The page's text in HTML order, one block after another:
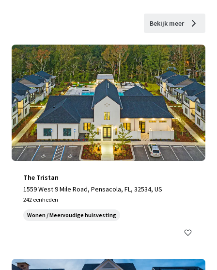
Bekijk meer
The Tristan
1559 West 9 Mile Road, Pensacola, FL, 32534, US
242 eenheden
Wonen / Meervoudige huisvesting